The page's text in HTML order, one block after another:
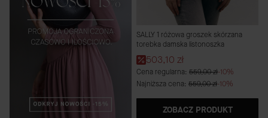
SALLY 1 różowa groszek skórzana
torebka damska listonoszka
Cena promocyjna
503,10 zł
Cena regularna: 559,00 zł-10%
Najniższa cena: 559,00 zł-10%
ZOBACZ PRODUKT